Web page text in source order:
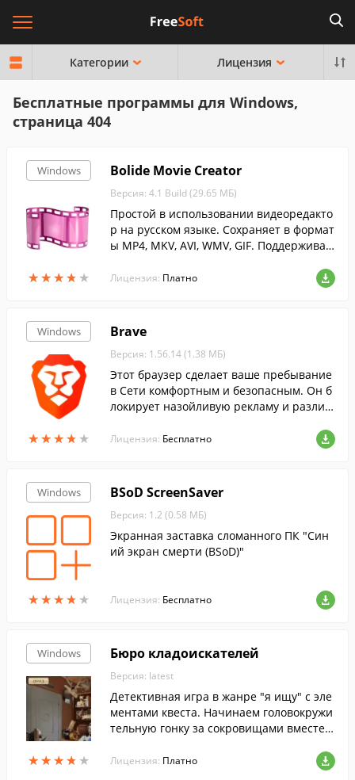
Категории Лицензия
Бесплатные программы для Windows,
страница 404
Windows
★★★★ ★
★★★★ ★
Bolide Movie Creator
Версия: 4.1 Build (29.65 МБ)
Простой в использовании видеоредакто
р на русском языке. Сохраняет в формат
ы MP4, MKV, AVI, WMV, GIF. Поддерживае
ет процесс видеомонтажа, специальных
Лицензия: Платно
Windows
★★★★ ★
★★★★ ★
Brave
Версия: 1.56.14 (1.38 МБ)
Этот браузер сделает ваше пребывание
в Сети комфортным и безопасным. Он б
локирует назойливую рекламу и различ
ивать вашу активность, когда вы заходи
Лицензия: Бесплатно
Windows
★★★★ ★
★★★★ ★
BSoD ScreenSaver
Версия: 1.2 (0.58 МБ)
Экранная заставка сломанного ПК "Син
ий экран смерти (BSoD)"
Лицензия: Бесплатно
Windows
★★★★ ★
★★★★ ★
Бюро кладоискателей
Версия: latest
Детективная игра в жанре "я ищу" с эле
ментами квеста. Начинаем головокружи
тельную гонку за сокровищами вместе с
он Джонс.
Лицензия: Платно